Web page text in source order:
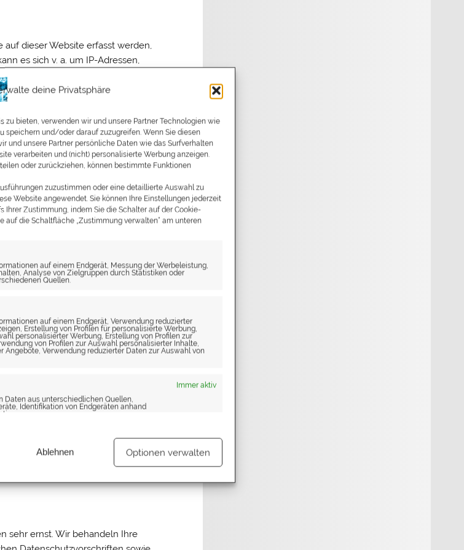
deine Privatsphäre
zu bieten, verwenden wir und unsere Partner Technologien wie
speichern und/oder darauf zuzugreifen. Wenn Sie diesen
und unsere Partner persönliche Daten wie das Surfverhalten
verarbeiten und (nicht) personalisierte Werbung anzeigen.
oder zurückziehen, können bestimmte Funktionen
zuzustimmen oder eine detaillierte Auswahl zu
Website angewendet. Sie können Ihre Einstellungen jederzeit
Ihrer Zustimmung, indem Sie die Schalter auf der Cookie-
auf die Schaltfläche „Zustimmung verwalten“ am unteren
auf einem Endgerät, Messung der Werbeleistung,
Analyse von Zielgruppen durch Statistiken oder
Quellen.
auf einem Endgerät, Verwendung reduzierter
Erstellung von Profilen für personalisierte Werbung,
personalisierter Werbung, Erstellung von Profilen zur
von Profilen zur Auswahl personalisierter Inhalte,
Angebote, Verwendung reduzierter Daten zur Auswahl von
Immer aktiv
Daten aus unterschiedlichen Quellen,
Identifikation von Endgeräten anhand
Verhinderung und Aufdeckung von
Bereitstellung und Anzeige von
Entscheidungen zum Datenschutz
Immer aktiv
Ablehnen Optionen verwalten
dieser Website erfasst werden,
es sich v. a. um IP-Adressen,
Namen, Websitezugriffe und
unseren potenziellen und
schnellen und effizienten
(Art. 6 Abs. 1 lit. f DSGVO). Sofern
ausschließlich auf Grundlage von
die Speicherung von Cookies oder den
im Sinne des TDDDG umfasst.
dies zur Erfüllung seiner
Daten befolgen.
oben genannten Dienstes
Vertrag, der
nur nach unseren
sehr ernst. Wir behandeln Ihre